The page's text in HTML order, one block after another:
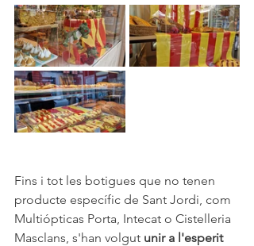
Fins i tot les botigues que no tenen
producte específic de Sant Jordi, com
Multiópticas Porta, Intecat o Cistelleria
Masclans, s'han volgut unir a l'esperit